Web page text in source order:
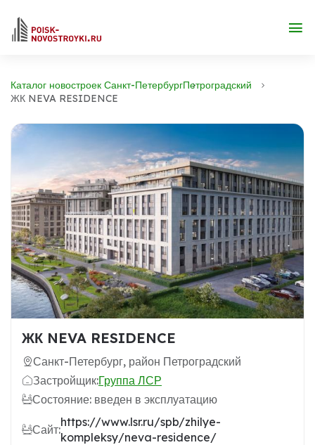
Каталог новостроек Санкт-ПетербургПетроградский
ЖК NEVA RESIDENCE
ЖК NEVA RESIDENCE
Санкт-Петербург, район Петроградский
Застройщик:Группа ЛСР
Состояние: введен в эксплуатацию
Сайт:
https://www.lsr.ru/spb/zhilye-
kompleksy/neva-residence/